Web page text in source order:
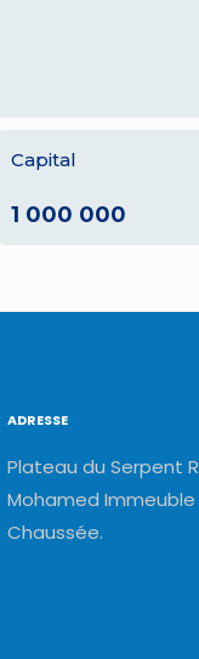
Capital
1 000 000
ADRESSE
Plateau du Serpent
Mohamed Immeuble
Chaussée.